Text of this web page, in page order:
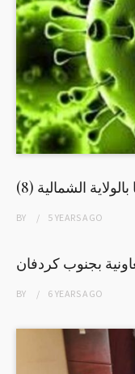
الشمالية
BY 5 YEARSAGO
بجنوب كردفان
BY 6 YEARSAGO